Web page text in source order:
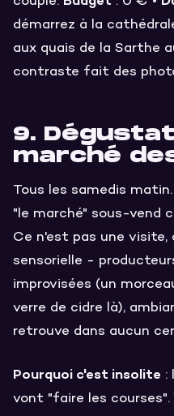
démarrez à la
aux quais de la Sarthe
contraste fait des
9.
marché
Tous les samedis
"le marché" sous-vend
Ce n'est pas une visite,
sensorielle -
improvisées (un
verre de cidre là),
retrouve dans aucun
Pourquoi c'est insolite :
vont "faire les courses".